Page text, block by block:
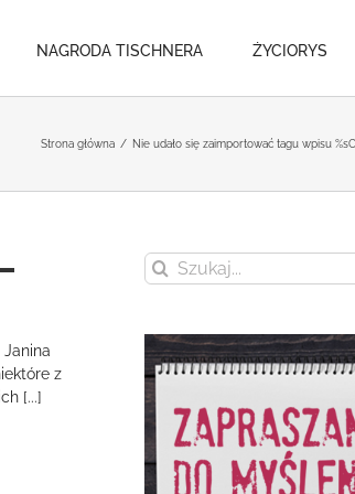
NAGRODA TISCHNERA ŻYCIORYS
Strona główna / Nie udało się zaimportować tagu wpisu %s
z
[...]
Szukaj